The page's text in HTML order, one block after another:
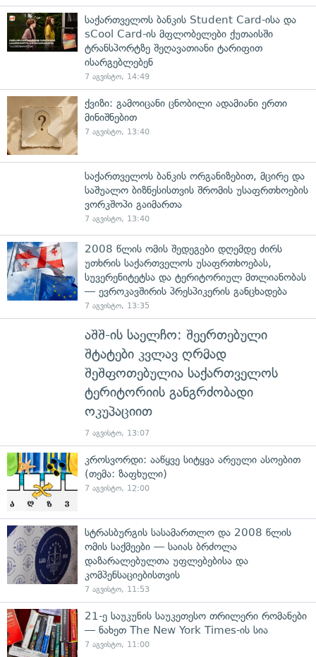
საქართველოს ბანკის Student Card-ისა და
sCool Card-ის მფლობელები ქუთაისში
ტრანსპორტზე შეღავათიანი ტარიფით
ისარგებლებენ
7 აგვისტო, 14:49
ქვიზი: გამოიცანი ცნობილი ადამიანი ერთი
მინიშნებით
7 აგვისტო, 13:40
საქართველოს ბანკის ორგანიზებით, მცირე და
საშუალო ბიზნესისთვის შრომის უსაფრთხოების
ვორკშოპი გაიმართა
7 აგვისტო, 13:40
2008 წლის ომის შედეგები დღემდე ძირს
უთხრის საქართველოს უსაფრთხოებას,
სუვერენიტეტსა და ტერიტორიულ მთლიანობას
— ევროკავშირის პრესპიკერის განცხადება
7 აგვისტო, 13:35
აშშ-ის საელჩო: შეერთებული
შტატები კვლავ ღრმად
შეშფოთებულია საქართველოს
ტერიტორიის განგრძობადი
ოკუპაციით
7 აგვისტო, 13:07
კროსვორდი: ააწყვე სიტყვა არეული ასოებით
(თემა: ზაფხული)
7 აგვისტო, 12:00
სტრასბურგის სასამართლო და 2008 წლის
ომის საქმეები — საიას ბრძოლა
დაზარალებულთა უფლებებისა და
კომპენსაციებისთვის
7 აგვისტო, 11:53
21-ე საუკუნის საუკეთესო თრილერი რომანები
— ნახეთ The New York Times-ის სია
7 აგვისტო, 11:00